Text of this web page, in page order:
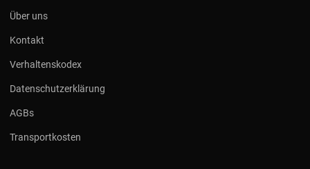
Über uns
Kontakt
Verhaltenskodex
Datenschutzerklärung
AGBs
Transportkosten